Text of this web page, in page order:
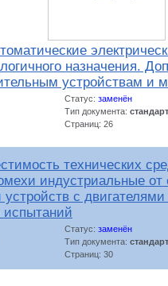
назначения.
устройствам и
Статус: заменён
Тип документа: стандарт
Страниц: 26
технических
индустриальные
с двигателями
Статус: заменён
Тип документа: стандарт
Страниц: 30